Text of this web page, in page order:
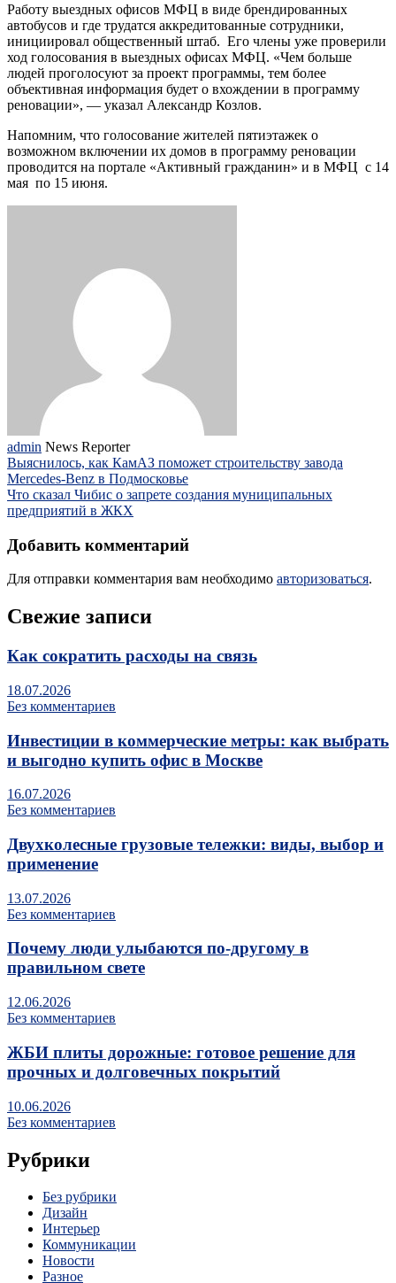
Работу выездных офисов МФЦ в виде брендированных
автобусов и где трудатся аккредитованные сотрудники,
инициировал общественный штаб. Его члены уже проверили
ход голосования в выездных офисах МФЦ. «Чем больше
людей проголосуют за проект программы, тем более
объективная информация будет о вхождении в программу
реновации», — указал Александр Козлов.
Напомним, что голосование жителей пятиэтажек о
возможном включении их домов в программу реновации
проводится на портале «Активный гражданин» и в МФЦ с 14
мая по 15 июня.
admin News Reporter
Выяснилось, как КамАЗ поможет строительству завода
Mercedes-Benz в Подмосковье
Что сказал Чибис о запрете создания муниципальных
предприятий в ЖКХ
Добавить комментарий
Для отправки комментария вам необходимо авторизоваться.
Свежие записи
Как сократить расходы на связь
18.07.2026
Без комментариев
Инвестиции в коммерческие метры: как выбрать
и выгодно купить офис в Москве
16.07.2026
Без комментариев
Двухколесные грузовые тележки: виды, выбор и
применение
13.07.2026
Без комментариев
Почему люди улыбаются по‑другому в
правильном свете
12.06.2026
Без комментариев
ЖБИ плиты дорожные: готовое решение для
прочных и долговечных покрытий
10.06.2026
Без комментариев
Рубрики
Без рубрики
Дизайн
Интерьер
Коммуникации
Новости
Разное